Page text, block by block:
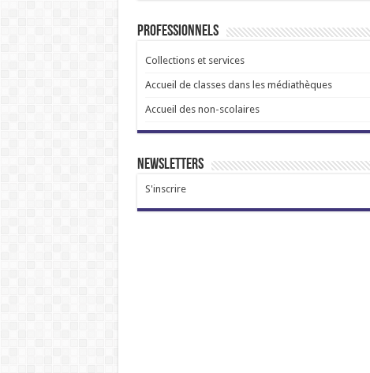
Professionnels
Collections et services
Accueil de classes dans les médiathèques
Accueil des non-scolaires
Newsletters
S'inscrire